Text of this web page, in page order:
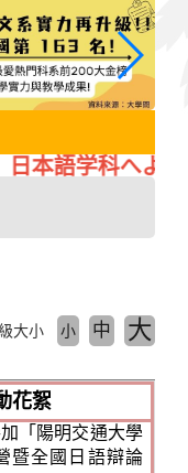
日本語学科へよう
大小 小 中 大
花絮
「陽明交通大學
暨全國日語辯論